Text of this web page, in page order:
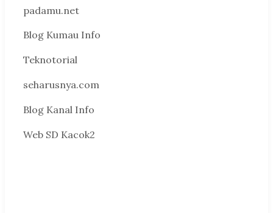
padamu.net
Blog Kumau Info
Teknotorial
seharusnya.com
Blog Kanal Info
Web SD Kacok2